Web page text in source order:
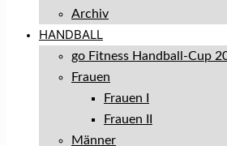
Archiv
HANDBALL
go Fitness Handball-Cup
Frauen
Frauen I
Frauen II
Männer